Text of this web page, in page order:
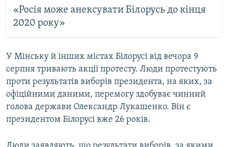
«Росія може анексувати Білорусь до кінця
2020 року»
У Мінську й інших містах Білорусі від вечора 9
серпня тривають акції протесту. Люди протестують
проти результатів виборів президента, на яких, за
офіційними даними, перемогу здобуває чинний
голова держави Олександр Лукашенко. Він є
президентом Білорусі вже 26 років.